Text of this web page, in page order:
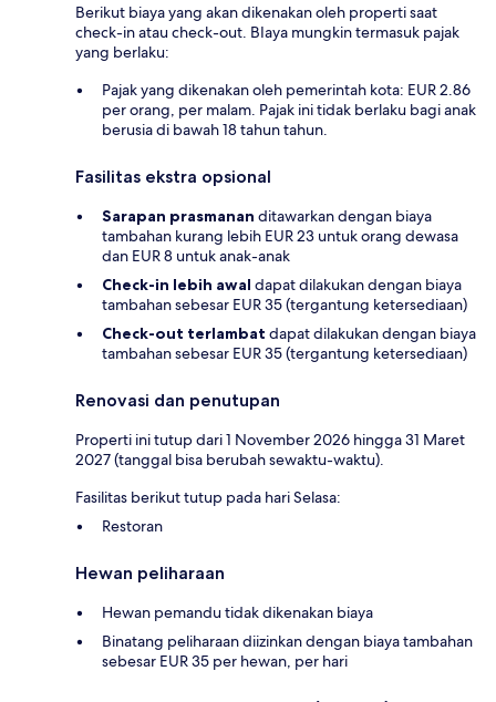
Berikut biaya yang akan dikenakan oleh properti saat
check-in atau check-out. BIaya mungkin termasuk pajak
yang berlaku:
Pajak yang dikenakan oleh pemerintah kota: EUR 2.86
per orang, per malam. Pajak ini tidak berlaku bagi anak
berusia di bawah 18 tahun tahun.
Fasilitas ekstra opsional
Sarapan prasmanan ditawarkan dengan biaya
tambahan kurang lebih EUR 23 untuk orang dewasa
dan EUR 8 untuk anak-anak
Check-in lebih awal dapat dilakukan dengan biaya
tambahan sebesar EUR 35 (tergantung ketersediaan)
Check-out terlambat dapat dilakukan dengan biaya
tambahan sebesar EUR 35 (tergantung ketersediaan)
Renovasi dan penutupan
Properti ini tutup dari 1 November 2026 hingga 31 Maret
2027 (tanggal bisa berubah sewaktu-waktu).
Fasilitas berikut tutup pada hari Selasa:
Restoran
Hewan peliharaan
Hewan pemandu tidak dikenakan biaya
Binatang peliharaan diizinkan dengan biaya tambahan
sebesar EUR 35 per hewan, per hari